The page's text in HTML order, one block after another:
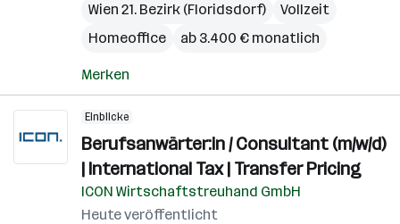
Wien 21. Bezirk (Floridsdorf)
Vollzeit
Homeoffice
ab 3.400 € monatlich
Merken
Einblicke
Berufsanwärter:in / Consultant (m/w/d)
| International Tax | Transfer Pricing
ICON Wirtschaftstreuhand GmbH
Heute veröffentlicht